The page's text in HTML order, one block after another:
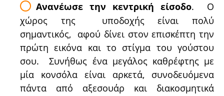
Ανανέωσε την κεντρική είσοδο. Ο
χώρος της υποδοχής είναι πολύ
σημαντικός, αφού δίνει στον επισκέπτη την
πρώτη εικόνα και το στίγμα του γούστου
σου. Συνήθως ένα μεγάλος καθρέφτης με
μία κονσόλα είναι αρκετά, συνοδευόμενα
πάντα από αξεσουάρ και διακοσμητικά